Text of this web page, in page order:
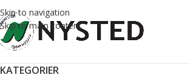
Skip to navigation
Skip to main content
KATEGORIER